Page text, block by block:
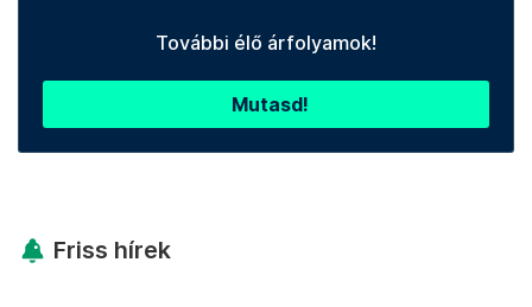
További élő árfolyamok!
Mutasd!
Friss hírek